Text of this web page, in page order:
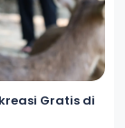
Gratis di